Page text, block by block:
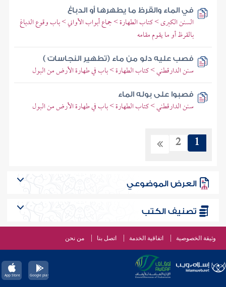
في الماء والقرظ ما يطهرها أو الدباغ
السنن الكبرى > كتاب الطهارة > جماع أبواب الأواني > باب وقوع الدباغ
بالقرظ أو ما يقوم مقامه
فصب عليه دلو من ماء (تطهير النجاسات )
سنن الدارقطني > كتاب الطهارة > باب في طهارة الأرض من البول
فصبوا على بوله الماء
سنن الدارقطني > كتاب الطهارة > باب في طهارة الأرض من البول
1
2
العرض الموضوعي
تصنيف الكتب
وثيقة الخصوصية اتفاقية الخدمة اتصل بنا من نحن